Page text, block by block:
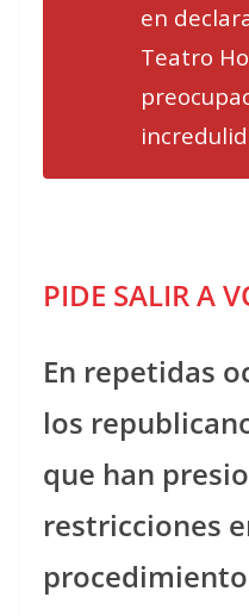
en
Teatro
PIDE SALIR A
En repetidas
los
que han
restricciones